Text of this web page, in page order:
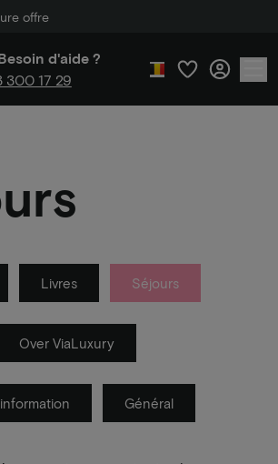
offre
d'aide ?
300 17 29
Livres Séjours
Over ViaLuxury
Général